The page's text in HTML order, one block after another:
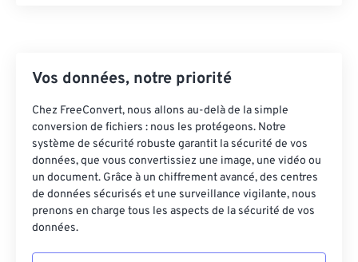
Vos données, notre priorité
Chez FreeConvert, nous allons au-delà de la simple
conversion de fichiers : nous les protégeons. Notre
système de sécurité robuste garantit la sécurité de vos
données, que vous convertissiez une image, une vidéo ou
un document. Grâce à un chiffrement avancé, des centres
de données sécurisés et une surveillance vigilante, nous
prenons en charge tous les aspects de la sécurité de vos
données.